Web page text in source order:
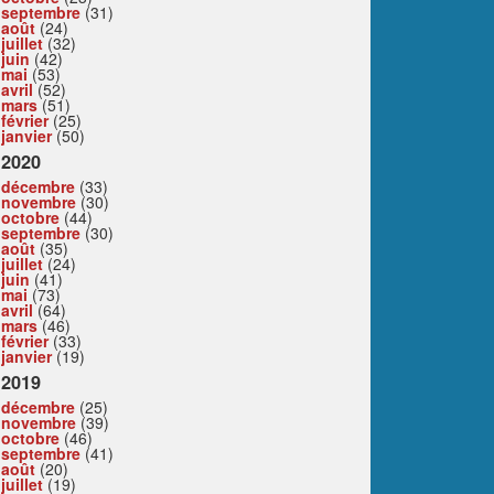
septembre (31)
août (24)
juillet(32)
juin (42)
mai (53)
avril(52)
mars(51)
février(25)
janvier(50)
2020
décembre (33)
novembre (30)
octobre (44)
septembre (30)
août (35)
juillet(24)
juin (41)
mai (73)
avril(64)
mars(46)
février(33)
janvier(19)
2019
décembre (25)
novembre (39)
octobre (46)
septembre (41)
août (20)
juillet(19)